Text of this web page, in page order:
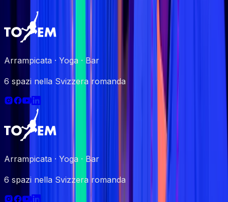
Arrampicata · Yoga · Bar
6 spazi nella Svizzera romanda
Arrampicata · Yoga · Bar
6 spazi nella Svizzera romanda